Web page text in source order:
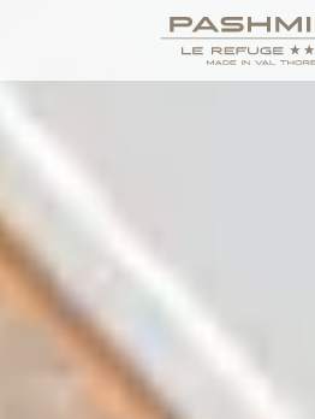
ДОСТУП И КОНТАКТЫ